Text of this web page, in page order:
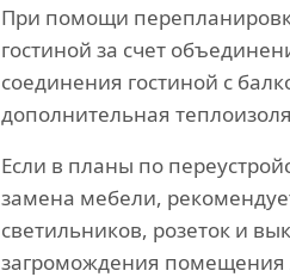
При помощи
гостиной за счет
соединения гостиной с
дополнительная
Если в планы по
замена мебели,
светильников, розеток и
загромождения